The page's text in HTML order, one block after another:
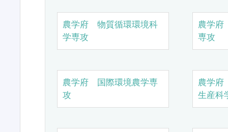
農学府 物質循環環境科
学専攻
農学
専攻
農学府 国際環境農学専
攻
農学
生産科